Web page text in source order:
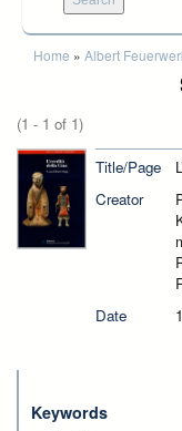
You are here
Home » Albert
(1 - 1 of 1)
Title/Page
Creator
Date
Keywords